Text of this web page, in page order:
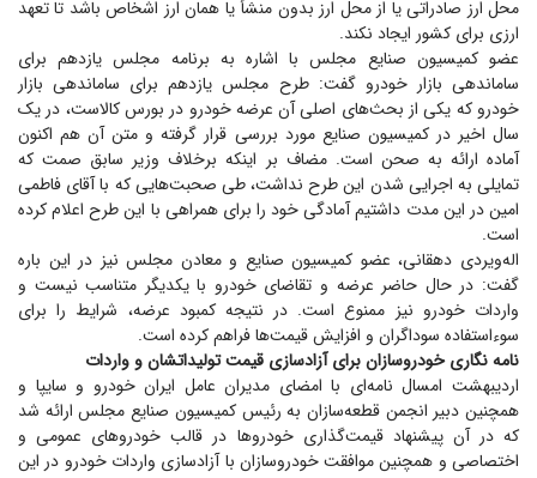
محل ارز صادراتی یا از محل ارز بدون منشأ یا همان ارز اشخاص باشد تا تعهد
ارزی برای کشور ایجاد نکند.
عضو کمیسیون صنایع مجلس با اشاره به برنامه مجلس یازدهم برای
ساماندهی بازار خودرو گفت: طرح مجلس یازدهم برای ساماندهی بازار
خودرو که یکی از بحث‌های اصلی آن عرضه خودرو در بورس کالاست، در یک
سال اخیر در کمیسیون صنایع مورد بررسی قرار گرفته و متن آن هم اکنون
آماده ارائه به صحن است. مضاف بر اینکه برخلاف وزیر سابق صمت که
تمایلی به اجرایی شدن این طرح نداشت، طی صحبت‌هایی که با آقای فاطمی
امین در این مدت داشتیم آمادگی خود را برای همراهی با این طرح اعلام کرده
است.
اله‌ویردی دهقانی، عضو کمیسیون صنایع و معادن مجلس نیز در این باره
گفت: در حال حاضر عرضه و تقاضای خودرو با یکدیگر متناسب نیست و
واردات خودرو نیز ممنوع است. در نتیجه کمبود عرضه، شرایط را برای
سوءاستفاده سوداگران و افزایش قیمت‌ها فراهم کرده است.
نامه نگاری خودروسازان برای آزادسازی قیمت تولیداتشان و واردات
اردیبهشت امسال نامه‌ای با امضای مدیران عامل ایران خودرو و سایپا و
همچنین دبیر انجمن قطعه‌سازان به رئیس کمیسیون صنایع مجلس ارائه شد
که در آن پیشنهاد قیمت‌گذاری خودرو‌ها در قالب خودرو‌های عمومی و
اختصاصی و همچنین موافقت خودروسازان با آزادسازی واردات خودرو در این